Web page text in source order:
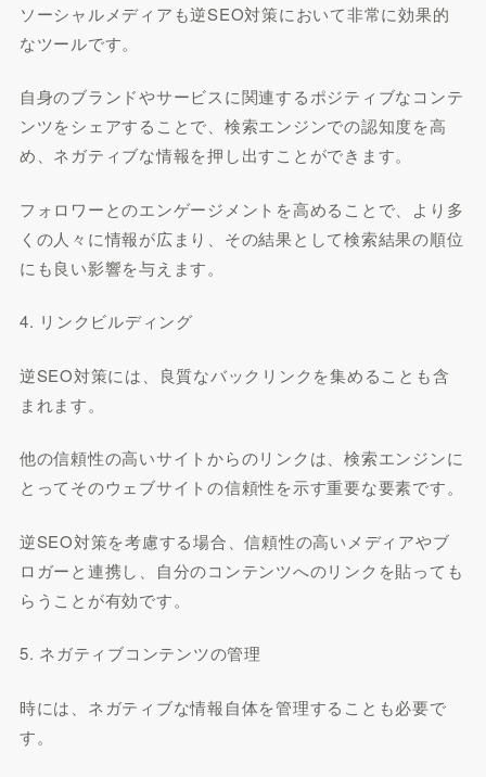
ソーシャルメディアも逆SEO対策において非常に効果的
なツールです。
自身のブランドやサービスに関連するポジティブなコンテ
ンツをシェアすることで、検索エンジンでの認知度を高
め、ネガティブな情報を押し出すことができます。
フォロワーとのエンゲージメントを高めることで、より多
くの人々に情報が広まり、その結果として検索結果の順位
にも良い影響を与えます。
4. リンクビルディング
逆SEO対策には、良質なバックリンクを集めることも含
まれます。
他の信頼性の高いサイトからのリンクは、検索エンジンに
とってそのウェブサイトの信頼性を示す重要な要素です。
逆SEO対策を考慮する場合、信頼性の高いメディアやブ
ロガーと連携し、自分のコンテンツへのリンクを貼っても
らうことが有効です。
5. ネガティブコンテンツの管理
時には、ネガティブな情報自体を管理することも必要で
す。